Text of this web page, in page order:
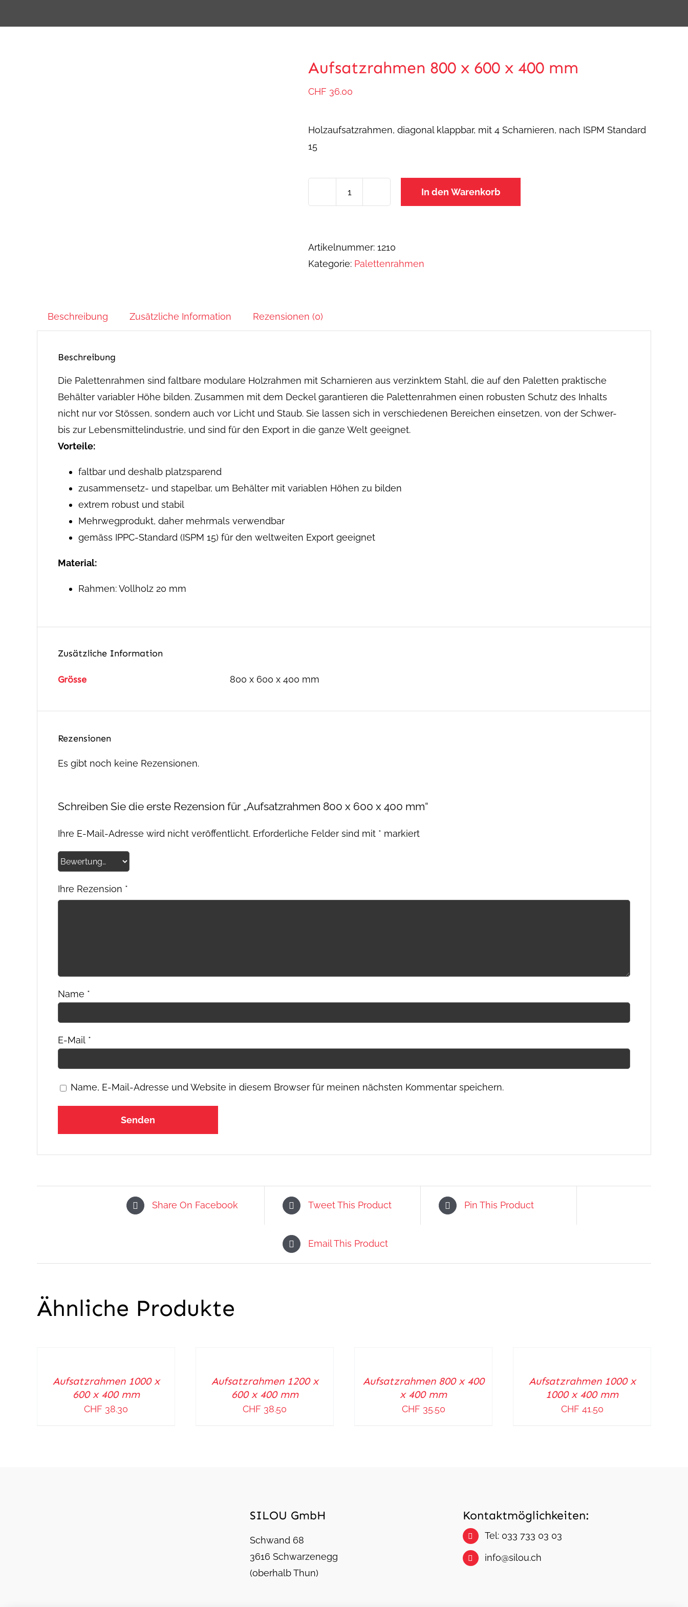
Aufsatzrahmen 800 x 600 x 400 mm
CHF 36.00
Holzaufsatzrahmen, diagonal klappbar, mit 4 Scharnieren, nach ISPM Standard
15
Aufsatzrahmen
600
x
In den Warenkorb
Artikelnummer: 1210
Kategorie: Palettenrahmen
Beschreibung Zusätzliche Information Rezensionen (0)
Beschreibung
Die Palettenrahmen sind faltbare modulare Holzrahmen mit Scharnieren aus verzinktem Stahl, die auf den Paletten praktische
Behälter variabler Höhe bilden. Zusammen mit dem Deckel garantieren die Palettenrahmen einen robusten Schutz des Inhalts
nicht nur vor Stössen, sondern auch vor Licht und Staub. Sie lassen sich in verschiedenen Bereichen einsetzen, von der Schwer-
bis zur Lebensmittelindustrie, und sind für den Export in die ganze Welt geeignet.
Vorteile:
faltbar und deshalb platzsparend
zusammensetz- und stapelbar, um Behälter mit variablen Höhen zu bilden
extrem robust und stabil
Mehrwegprodukt, daher mehrmals verwendbar
gemäss IPPC-Standard (ISPM 15) für den weltweiten Export geeignet
Material:
Rahmen: Vollholz 20 mm
Zusätzliche Information
Grösse 800 x 600 x 400 mm
Rezensionen
Es gibt noch keine Rezensionen.
Schreiben Sie die erste Rezension für „Aufsatzrahmen 800 x 600 x 400 mm“
Ihre E-Mail-Adresse wird nicht veröffentlicht. Erforderliche Felder sind mit * markiert
Ihre Rezension *
Name *
E-Mail *
Name, E-Mail-Adresse und Website in diesem Browser für meinen nächsten Kommentar speichern.
Share On Facebook Tweet This Product Pin This Product
Email This Product
Ähnliche Produkte
Aufsatzrahmen 1000 x
600 x 400 mm
CHF 38.30
Aufsatzrahmen 1200 x
600 x 400 mm
CHF 38.50
/Aufsatzrahmen 800 x 400
x 400 mm
CHF 35.50
Aufsatzrahmen 1000 x
1000 x 400 mm
CHF 41.50
SILOU GmbH
Schwand 68
3616 Schwarzenegg
(oberhalb Thun)
Kontaktmöglichkeiten:
Tel: 033 733 03 03
info@silou.ch